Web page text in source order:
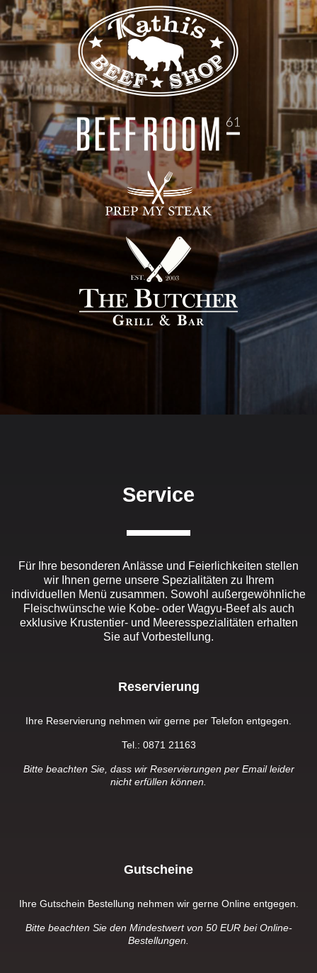
Service
Für Ihre besonderen Anlässe und Feierlichkeiten stellen
wir Ihnen gerne unsere Spezialitäten zu Ihrem
individuellen Menü zusammen. Sowohl außergewöhnliche
Fleischwünsche wie Kobe- oder Wagyu-Beef als auch
exklusive Krustentier- und Meeresspezialitäten erhalten
Sie auf Vorbestellung.
Reservierung
Ihre Reservierung nehmen wir gerne per Telefon entgegen.
Tel.: 0871 21163
Bitte beachten Sie, dass wir Reservierungen per Email leider
nicht erfüllen können.
Gutscheine
Ihre Gutschein Bestellung nehmen wir gerne Online entgegen.
Bitte beachten Sie den Mindestwert von 50 EUR bei Online-
Bestellungen.